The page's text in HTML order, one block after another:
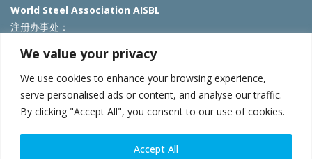
We value your privacy
We use cookies to enhance your browsing experience,
serve personalised ads or content, and analyse our traffic.
By clicking "Accept All", you consent to our use of cookies.
Accept All
World Steel Association AISBL
注册办事处：
T: +32 2 702 89 00 – E:steel@worldsteel.org
北京市朝阳区霄云路40号院国航世纪大厦1号楼3层3F
E:china@worldsteel.org
使用条款|隐私政策